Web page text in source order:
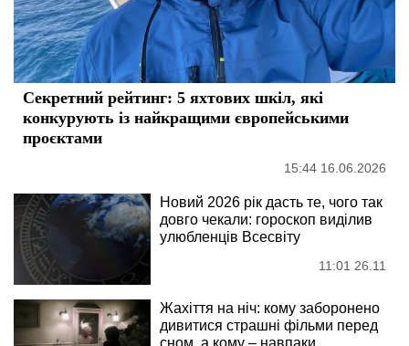
Секретний рейтинг: 5 яхтових шкіл, які
конкурують із найкращими європейськими
проєктами
15:44 16.06.2026
Новий 2026 рік дасть те, чого так
довго чекали: гороскоп виділив
улюбленців Всесвіту
11:01 26.11
Жахіття на ніч: кому заборонено
дивитися страшні фільми перед
сном, а кому – навпаки